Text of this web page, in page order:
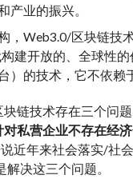
产业的振兴。
，Web3.0/区块链技
建开放的、全球性
）的技术，它不依赖
链技术存在三个问题
对私营企业不存在经
说近年来社会落实/社
决这三个问题。